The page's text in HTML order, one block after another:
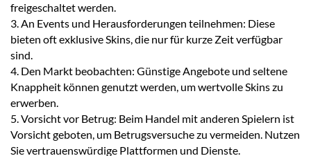
freigeschaltet werden.
3. An Events und Herausforderungen teilnehmen: Diese
bieten oft exklusive Skins, die nur für kurze Zeit verfügbar
sind.
4. Den Markt beobachten: Günstige Angebote und seltene
Knappheit können genutzt werden, um wertvolle Skins zu
erwerben.
5. Vorsicht vor Betrug: Beim Handel mit anderen Spielern ist
Vorsicht geboten, um Betrugsversuche zu vermeiden. Nutzen
Sie vertrauenswürdige Plattformen und Dienste.